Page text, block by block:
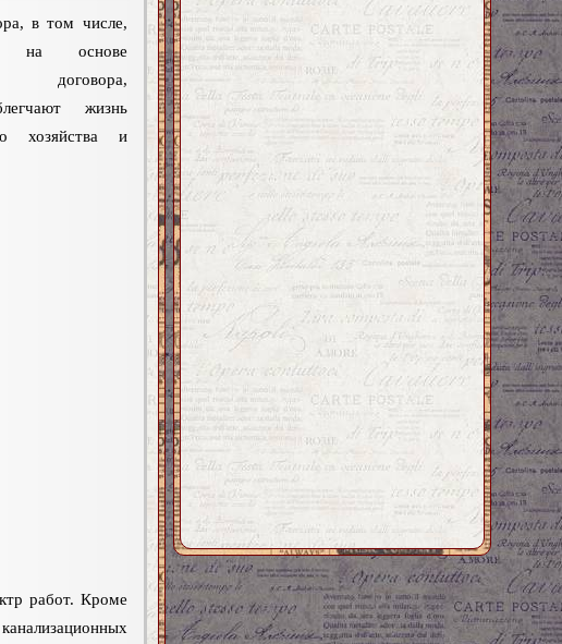
в том числе,
на основе
договора,
жизнь
хозяйства и
работ. Кроме